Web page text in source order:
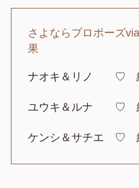
さよならプロポーズ
果
ナオキ＆リノ ♡
ユウキ＆ルナ ♡
ケンシ＆サチエ ♡